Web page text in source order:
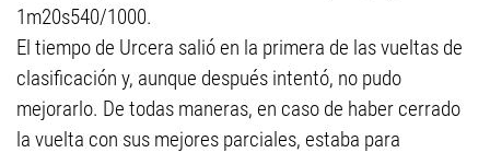
1m20s540/1000.
El tiempo de Urcera salió en la primera de las vueltas de
clasificación y, aunque después intentó, no pudo
mejorarlo. De todas maneras, en caso de haber cerrado
la vuelta con sus mejores parciales, estaba para